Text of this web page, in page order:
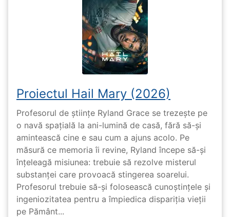
Proiectul Hail Mary (2026)
Profesorul de științe Ryland Grace se trezește pe
o navă spațială la ani-lumină de casă, fără să-și
amintească cine e sau cum a ajuns acolo. Pe
măsură ce memoria îi revine, Ryland începe să-și
înțeleagă misiunea: trebuie să rezolve misterul
substanței care provoacă stingerea soarelui.
Profesorul trebuie să-și folosească cunoștințele și
ingeniozitatea pentru a împiedica dispariția vieții
pe Pământ...